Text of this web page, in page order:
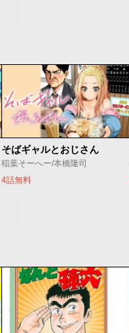
そばギャルとおじさん
稲葉そーへー/本橋隆司
4話無料